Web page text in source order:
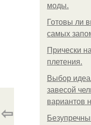
моды.
Готовы ли
самых
Прически
плетения.
Выбор
завесой
вариантов
⇦